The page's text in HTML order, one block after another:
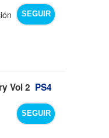
SEGUIR
Vol 2 PS4
SEGUIR